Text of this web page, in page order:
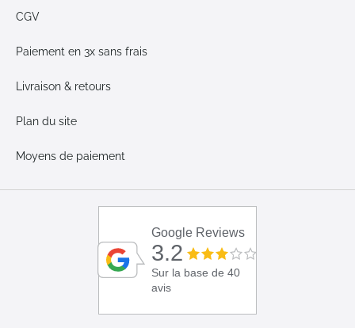
CGV
Paiement en 3x sans frais
Livraison & retours
Plan du site
Moyens de paiement
Google Reviews
3.2
Sur la base de 40
avis